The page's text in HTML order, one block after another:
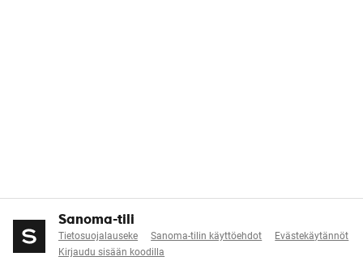
Sanoma-tili
Tietosuojalauseke Sanoma-tilin käyttöehdot
Evästekäytännöt
Kirjaudu sisään koodilla